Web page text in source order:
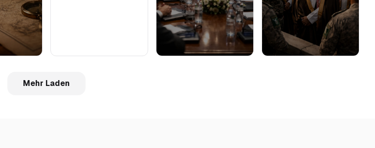
Mehr Laden